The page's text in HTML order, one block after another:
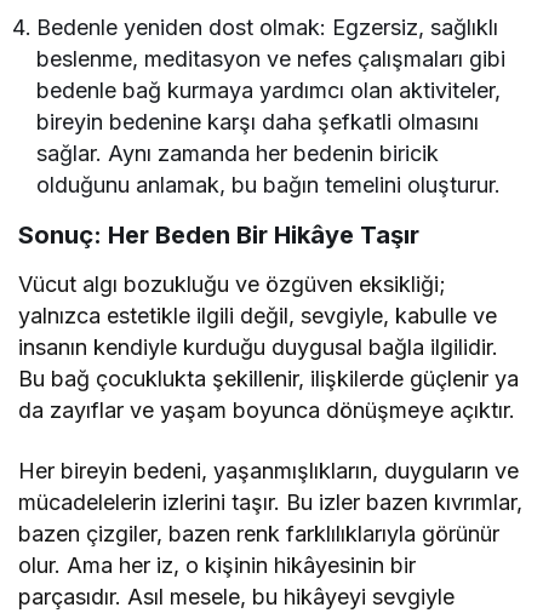
Bedenle yeniden dost olmak: Egzersiz, sağlıklı
beslenme, meditasyon ve nefes çalışmaları gibi
bedenle bağ kurmaya yardımcı olan aktiviteler,
bireyin bedenine karşı daha şefkatli olmasını
sağlar. Aynı zamanda her bedenin biricik
olduğunu anlamak, bu bağın temelini oluşturur.
Sonuç: Her Beden Bir Hikâye Taşır
Vücut algı bozukluğu ve özgüven eksikliği;
yalnızca estetikle ilgili değil, sevgiyle, kabulle ve
insanın kendiyle kurduğu duygusal bağla ilgilidir.
Bu bağ çocuklukta şekillenir, ilişkilerde güçlenir ya
da zayıflar ve yaşam boyunca dönüşmeye açıktır.
Her bireyin bedeni, yaşanmışlıkların, duyguların ve
mücadelelerin izlerini taşır. Bu izler bazen kıvrımlar,
bazen çizgiler, bazen renk farklılıklarıyla görünür
olur. Ama her iz, o kişinin hikâyesinin bir
parçasıdır. Asıl mesele, bu hikâyeyi sevgiyle